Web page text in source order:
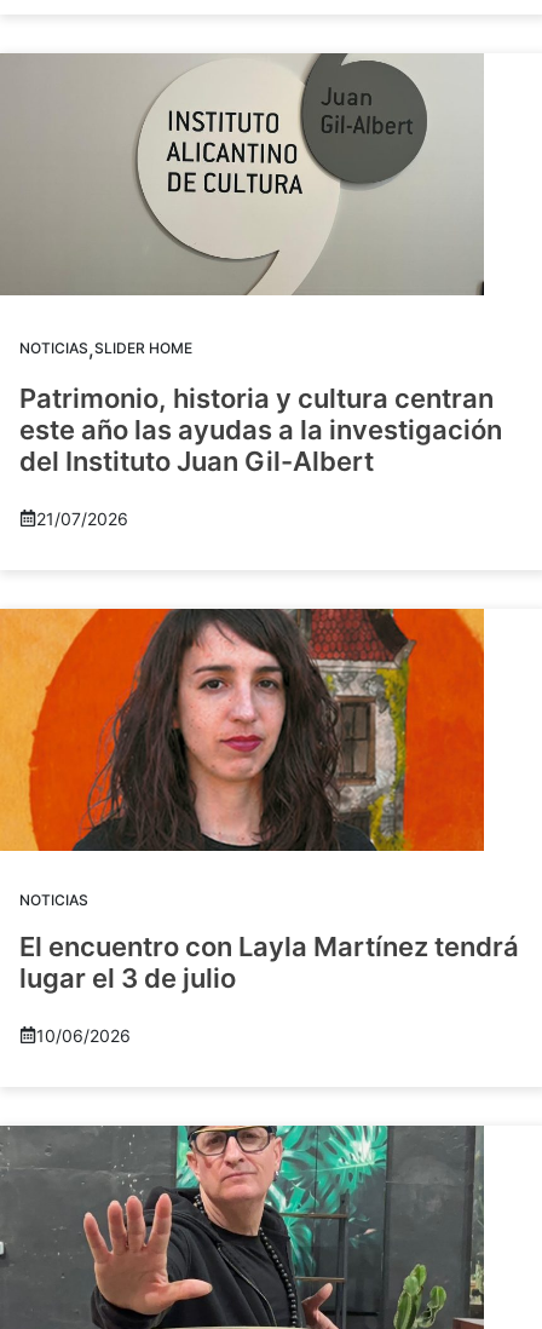
NOTICIAS,SLIDER HOME
Patrimonio, historia y cultura centran
este año las ayudas a la investigación
del Instituto Juan Gil-Albert
21/07/2026
NOTICIAS
El encuentro con Layla Martínez tendrá
lugar el 3 de julio
10/06/2026